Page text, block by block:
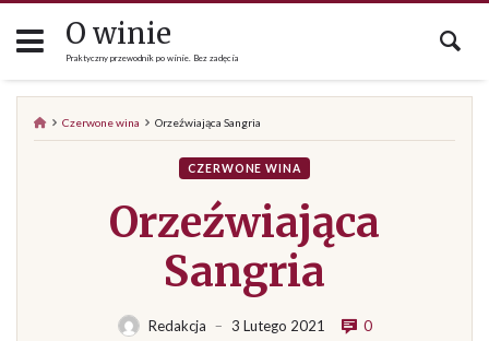
to
O winie
Praktyczny przewodnik po winie. Bez zadęcia
Czerwone wina Orzeźwiająca Sangria
CZERWONE WINA
Orzeźwiająca
Sangria
Redakcja — 3 Lutego 2021 0